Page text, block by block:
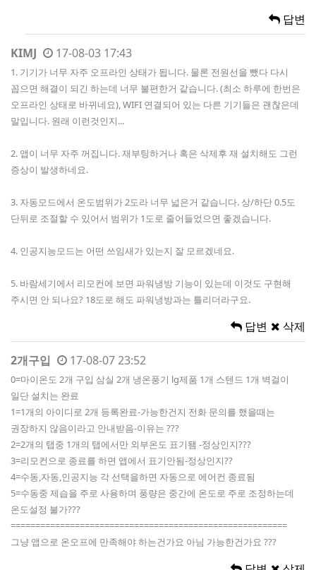
답변
KIMJ 17-08-03 17:43
1. 기기가 너무 자주 오프라인 상태가 됩니다. 물론 전원선을 뺐다 다시
꼽으면 해결이 되긴 하는데 너무 불편한거 같습니다. (최소 하루에 한번은
오프라인 상태로 바뀌네요), WIFI 연결되어 있는 다른 기기들은 괜찮은데
말입니다. 원래 이런것인지...
2. 앱이 너무 자주 꺼집니다. 재부팅하거나 혹은 삭제후 재 설치해도 그런
증상이 발생하네요.
3. 자동모드에서 온도범위가 2도라 너무 넓은거 같습니다. 상/하단 0.5도
단뒤로 조절할 수 있어서 범위가 1도로 줄어들었으면 좋겠습니다.
4. 인공지능모드는 어떤 쓰임새가 있는지 잘 모르겠네요.
5. 바람세기에서 리모컨에 보면 파워냉방 기능이 있는데 이것도 구현해
주시면 안 되나요? 18도로 해도 파워냉방과는 틀리더라구요.
답변 삭제
2개구입 17-08-07 23:52
0=마이온도 2개 구입 삼실 2개 냉온풍기 lg제품 1개 스텐드 1개 벽걸이
일단 설치는 완료
1=1개의 아이디로 2개 등록완료-가능한건지 전화 문의를 했을때는
권장하지 않음이라고 안내받음-이유는 ???
2=2개의 탭중 1개의 탭에서만 외부온도 표기됌 -정상인지???
3=리모컨으로 종료를 하면 앱에서 표기안됨-정상인지??
4=수동,자동,인공지능 각 선택을하면 자동으로 에어컨 종료됨
5=수동중 제습을 주로 사용하며 풍량은 중간에 온도로 주로 조정하는데
온도설정 불가???
========================================================
그냥 앱으로 온오프에 만족해야 하는건가요 아님 가능한건가요 ???